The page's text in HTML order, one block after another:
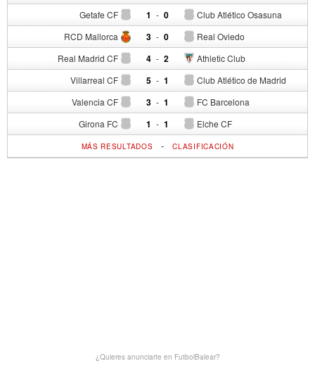
Getafe CF 1 - Club Atlético Osasuna
0
RCD Mallorca 3 - Real Oviedo
0
Real Madrid CF 4 - Athletic Club
2
Villarreal CF 5 - Club Atlético de Madrid
1
Valencia CF 3 - FC Barcelona
1
Girona FC 1 - Elche CF
1
MÁS RESULTADOS -CLASIFICACIÓN
¿Quieres anunciarte en FutbolBalear?